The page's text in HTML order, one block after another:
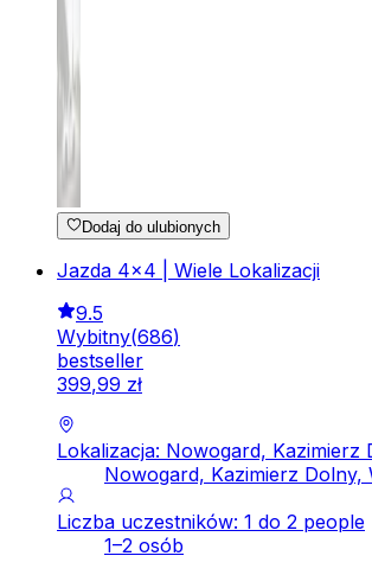
Dodaj do ulubionych
Jazda 4x4 | Wiele Lokalizacji
9.5
Wybitny(686)
bestseller
399,99 zł
Lokalizacja: Nowogard, Kazimierz
Nowogard, Kazimierz Dolny,
Liczba uczestników: 1 do 2 people
1–2 osób